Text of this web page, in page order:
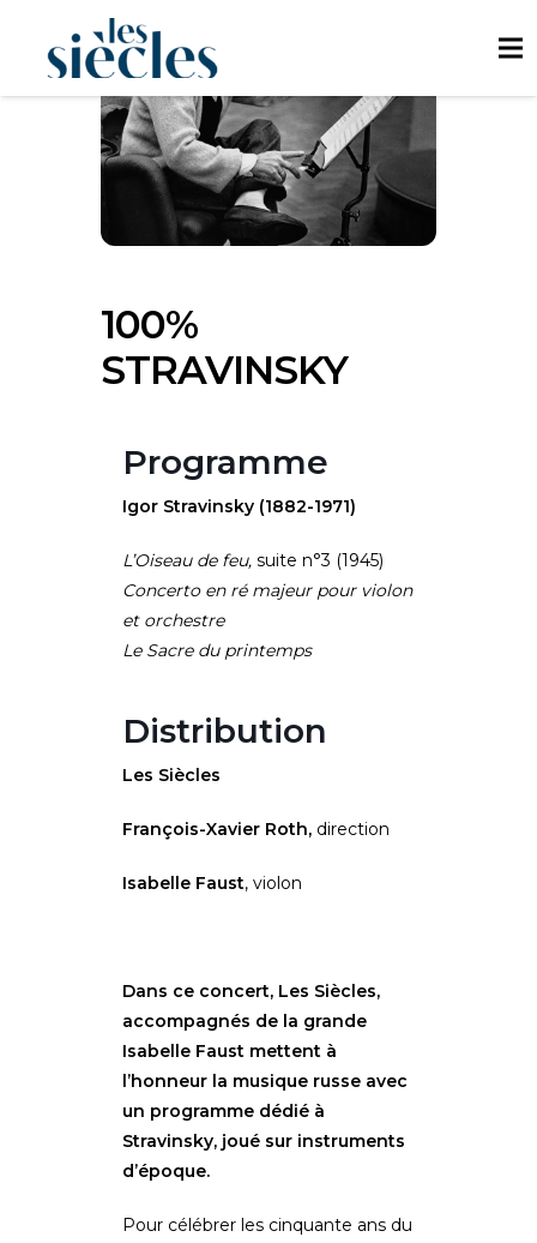
100%
STRAVINSKY
Programme
Igor Stravinsky (1882-1971)
L’Oiseau de feu, suite n°3 (1945)
Concerto en ré majeur pour violon
et orchestre
Le Sacre du printemps
Distribution
Les Siècles
François-Xavier Roth, direction
Isabelle Faust, violon
Dans ce concert, Les Siècles,
accompagnés de la grande
Isabelle Faust mettent à
l’honneur la musique russe avec
un programme dédié à
Stravinsky, joué sur instruments
d’époque.
Pour célébrer les cinquante ans du